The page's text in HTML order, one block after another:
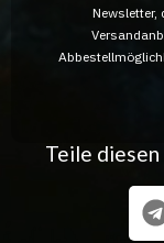
Newsletter,
Teile